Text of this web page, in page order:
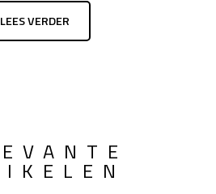
in avondjurken. De
lijken dan ook
LEES VERDER